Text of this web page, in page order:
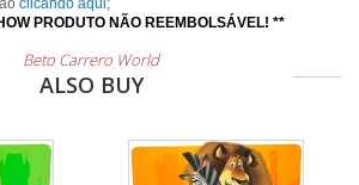
clicando aqui;
PRODUTO NÃO REEMBOLSÁVEL! **
Beto Carrero World
ALSO BUY